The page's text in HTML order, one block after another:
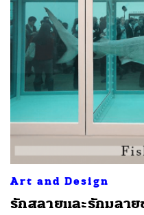
Art and Design
รักสลายและรักมลาย